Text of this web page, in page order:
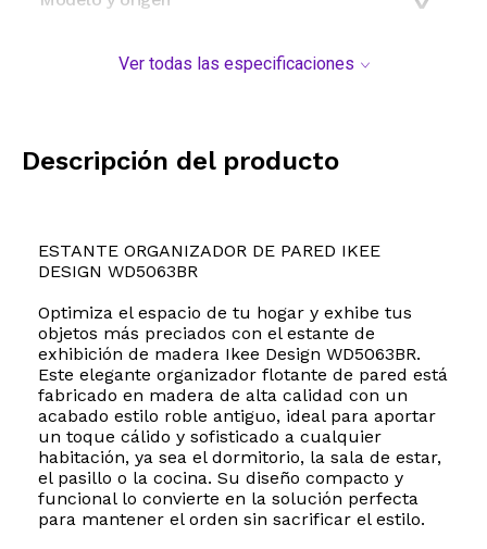
Ver todas las especificaciones
Descripción del producto
ESTANTE ORGANIZADOR DE PARED IKEE
DESIGN WD5063BR
Optimiza el espacio de tu hogar y exhibe tus
objetos más preciados con el estante de
exhibición de madera Ikee Design WD5063BR.
Este elegante organizador flotante de pared está
fabricado en madera de alta calidad con un
acabado estilo roble antiguo, ideal para aportar
un toque cálido y sofisticado a cualquier
habitación, ya sea el dormitorio, la sala de estar,
el pasillo o la cocina. Su diseño compacto y
funcional lo convierte en la solución perfecta
para mantener el orden sin sacrificar el estilo.